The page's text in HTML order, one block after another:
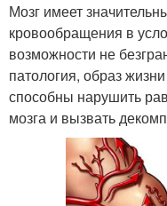
Мозг имеет
кровообращения в
возможности не
патология, образ
способны нарушить
мозга и вызвать